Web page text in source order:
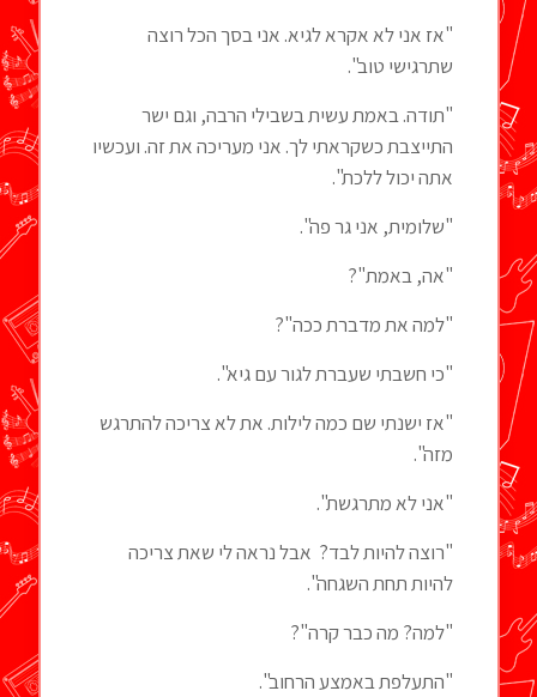
"אז אני לא אקרא לגיא. אני בסך הכל רוצה
שתרגישי טוב".
"תודה. באמת עשית בשבילי הרבה, וגם ישר
התייצבת כשקראתי לך. אני מעריכה את זה. ועכשיו
אתה יכול ללכת".
"שלומית, אני גר פה".
"אה, באמת"?
"למה את מדברת ככה"?
"כי חשבתי שעברת לגור עם גיא".
"אז ישנתי שם כמה לילות. את לא צריכה להתרגש
מזה".
"אני לא מתרגשת".
"רוצה להיות לבד? אבל נראה לי שאת צריכה
להיות תחת השגחה".
"למה? מה כבר קרה"?
"התעלפת באמצע הרחוב".